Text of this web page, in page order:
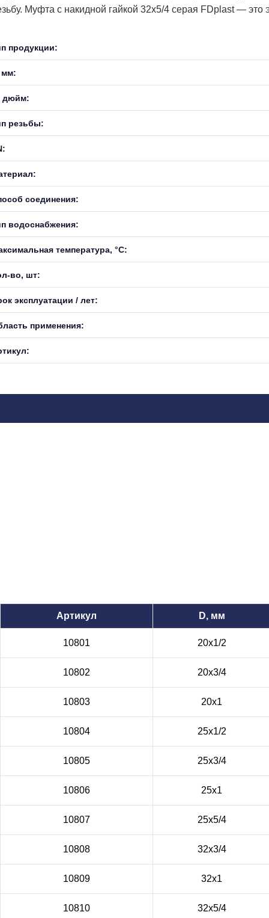
Муфта с накидной гайкой 32х5/4 серая FDplast —
продукции:
мм:
дюйм:
резьбы:
соединения:
водоснабжения:
температура, °С:
во, шт:
эксплуатации / лет:
применения:
Артикул D, мм
10801 20х1/2
10802 20х3/4
10803 20х1
10804 25х1/2
10805 25х3/4
10806 25х1
10807 25х5/4
10808 32х3/4
10809 32х1
10810 32х5/4